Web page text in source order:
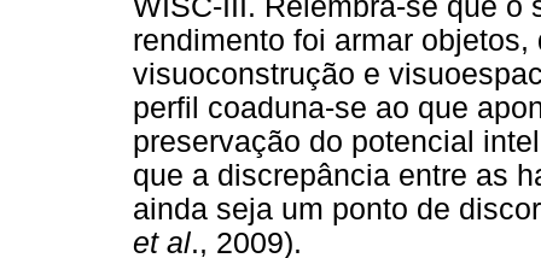
WISC-III. Relembra-se que o
rendimento foi armar
visuoconstrução e
perfil coaduna-se ao que
preservação do potencial
que a discrepância entre as
ainda seja um ponto de
et al., 2009).